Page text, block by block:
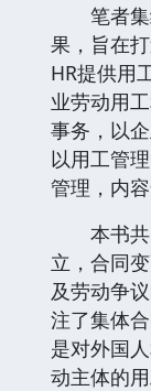
笔者集
果，旨在
HR提供用
业劳动用
事务，以
以用工管
管理，内
本书共
立，合同
及劳动争
注了集体
是对外国
动主体的